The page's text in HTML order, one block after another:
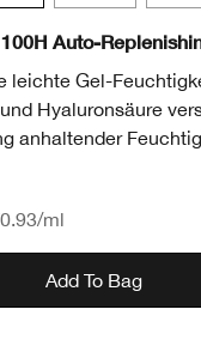
Auto-
leichte Gel-
Hyaluronsäure
anhaltender
/ml
Add To Bag